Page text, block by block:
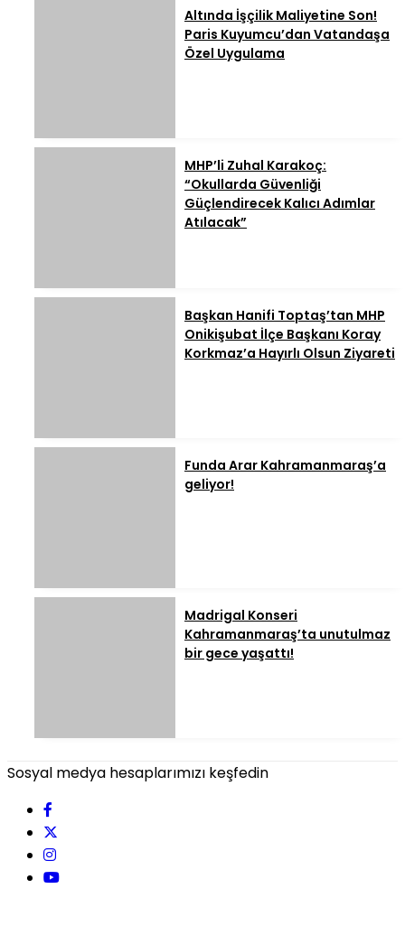
Altında İşçilik Maliyetine Son!
Paris Kuyumcu’dan Vatandaşa
Özel Uygulama
MHP’li Zuhal Karakoç:
“Okullarda Güvenliği
Güçlendirecek Kalıcı Adımlar
Atılacak”
Başkan Hanifi Toptaş’tan MHP
Onikişubat İlçe Başkanı Koray
Korkmaz’a Hayırlı Olsun Ziyareti
Funda Arar Kahramanmaraş’a
geliyor!
Madrigal Konseri
Kahramanmaraş’ta unutulmaz
bir gece yaşattı!
Sosyal medya hesaplarımızı keşfedin